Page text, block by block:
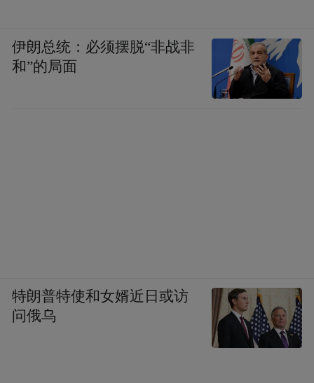
伊朗总统：必须摆脱“非战非
和”的局面
特朗普特使和女婿近日或访
问俄乌